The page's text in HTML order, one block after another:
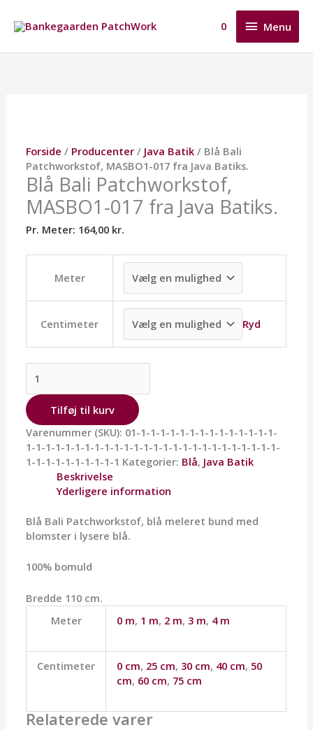
indholdet
Menu
Menu
0
Forside / Producenter / Java Batik / Blå Bali
Patchworkstof, MASBO1-017 fra Java Batiks.
Blå Bali Patchworkstof,
MASBO1-017 fra Java Batiks.
Pr. Meter: 164,00 kr.
Meter
Centimeter Ryd
Java
Batiks.
antal
Tilføj til kurv
Varenummer (SKU): 01-1-1-1-1-1-1-1-1-1-1-1-1-1-1-
1-1-1-1-1-1-1-1-1-1-1-1-1-1-1-1-1-1-1-1-1-1-1-1-1-1-
1-1-1-1-1-1-1-1-1-1 Kategorier: Blå, Java Batik
Beskrivelse
Yderligere information
Blå Bali Patchworkstof, blå meleret bund med
blomster i lysere blå.
100% bomuld
Bredde 110 cm.
Meter
0 m, 1 m, 2 m, 3 m, 4 m
Centimeter 0 cm, 25 cm, 30 cm, 40 cm, 50
cm, 60 cm, 75 cm
Relaterede varer
kan
vælges
varesiden
kan
vælges
varesiden
kan
vælges
varesiden